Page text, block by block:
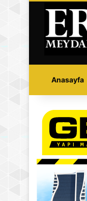
Anasayfa